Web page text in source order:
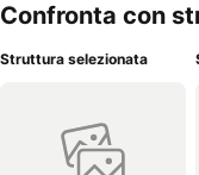
distanza sia dalle
L’albergo si compone di
con aria condizionata,
cassetta di sicurezza e
Confronta con
Struttura selezionata